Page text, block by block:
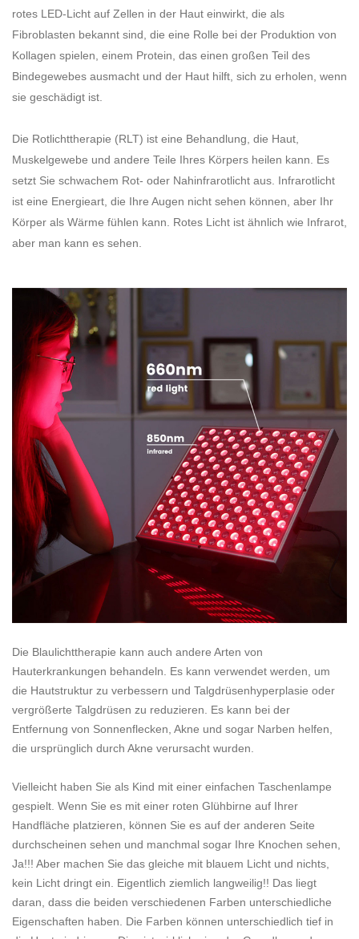
rotes LED-Licht auf Zellen in der Haut einwirkt, die als
Fibroblasten bekannt sind, die eine Rolle bei der Produktion von
Kollagen spielen, einem Protein, das einen großen Teil des
Bindegewebes ausmacht und der Haut hilft, sich zu erholen, wenn
sie geschädigt ist.
Die Rotlichttherapie (RLT) ist eine Behandlung, die Haut,
Muskelgewebe und andere Teile Ihres Körpers heilen kann. Es
setzt Sie schwachem Rot- oder Nahinfrarotlicht aus. Infrarotlicht
ist eine Energieart, die Ihre Augen nicht sehen können, aber Ihr
Körper als Wärme fühlen kann. Rotes Licht ist ähnlich wie Infrarot,
aber man kann es sehen.
Die Blaulichttherapie kann auch andere Arten von
Hauterkrankungen behandeln. Es kann verwendet werden, um
die Hautstruktur zu verbessern und Talgdrüsenhyperplasie oder
vergrößerte Talgdrüsen zu reduzieren. Es kann bei der
Entfernung von Sonnenflecken, Akne und sogar Narben helfen,
die ursprünglich durch Akne verursacht wurden.
Vielleicht haben Sie als Kind mit einer einfachen Taschenlampe
gespielt. Wenn Sie es mit einer roten Glühbirne auf Ihrer
Handfläche platzieren, können Sie es auf der anderen Seite
durchscheinen sehen und manchmal sogar Ihre Knochen sehen,
Ja!!! Aber machen Sie das gleiche mit blauem Licht und nichts,
kein Licht dringt ein. Eigentlich ziemlich langweilig!! Das liegt
daran, dass die beiden verschiedenen Farben unterschiedliche
Eigenschaften haben. Die Farben können unterschiedlich tief in